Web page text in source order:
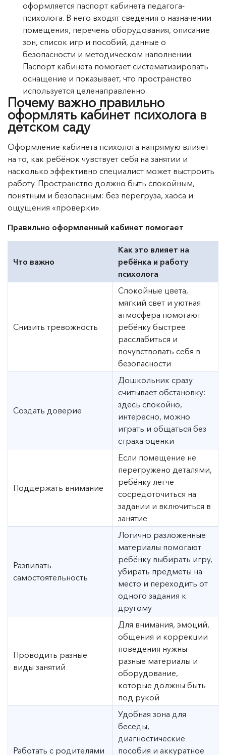
оформляется паспорт кабинета педагога-
психолога. В него входят сведения о назначении
помещения, перечень оборудования, описание
зон, список игр и пособий, данные о
безопасности и методическом наполнении.
Паспорт кабинета помогает систематизировать
оснащение и показывает, что пространство
используется целенаправленно.
Почему важно правильно
оформлять кабинет психолога в
детском саду
Оформление кабинета психолога напрямую влияет
на то, как ребёнок чувствует себя на занятии и
насколько эффективно специалист может выстроить
работу. Пространство должно быть спокойным,
понятным и безопасным: без перегруза, хаоса и
ощущения «проверки».
Правильно оформленный кабинет помогает
Что важно
Как это влияет на
ребёнка и работу
психолога
Снизить тревожность
Спокойные цвета,
мягкий свет и уютная
атмосфера помогают
ребёнку быстрее
расслабиться и
почувствовать себя в
безопасности
Создать доверие
Дошкольник сразу
считывает обстановку:
здесь спокойно,
интересно, можно
играть и общаться без
страха оценки
Поддержать внимание
Если помещение не
перегружено деталями,
ребёнку легче
сосредоточиться на
задании и включиться в
занятие
Развивать
самостоятельность
Логично разложенные
материалы помогают
ребёнку выбирать игру,
убирать предметы на
место и переходить от
одного задания к
другому
Проводить разные
виды занятий
Для внимания, эмоций,
общения и коррекции
поведения нужны
разные материалы и
оборудование,
которые должны быть
под рукой
Работать с родителями
Удобная зона для
беседы,
диагностические
пособия и аккуратное